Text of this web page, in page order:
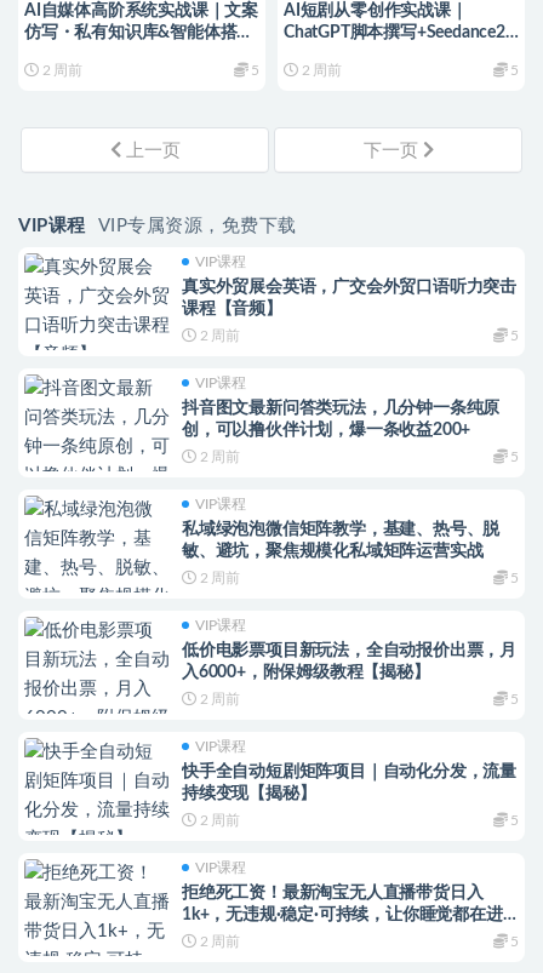
AI自媒体高阶系统实战课｜文案
仿写・私有知识库&智能体搭
工作流・数字人制作全链路
2 周前 5
AI短剧从零创作实战课｜
ChatGPT脚本撰写+Seedance2.0
教程2 周前 5
上一页 下一页
VIP课程 VIP专属资源，免费下载
VIP课程
真实外贸展会英语，广交会外贸口语听力突击
课程【音频】
2 周前 5
VIP课程
抖音图文最新问答类玩法，几分钟一条纯原
创，可以撸伙伴计划，爆一条收益200+
2 周前 5
VIP课程
私域绿泡泡微信矩阵教学，基建、热号、脱
敏、避坑，聚焦规模化私域矩阵运营实战
2 周前 5
VIP课程
低价电影票项目新玩法，全自动报价出票，月
入6000+，附保姆级教程【揭秘】
2 周前 5
VIP课程
快手全自动短剧矩阵项目｜自动化分发，流量
持续变现【揭秘】
2 周前 5
VIP课程
拒绝死工资！最新淘宝无人直播带货日入
1k+，无违规·稳定·可持续，让你睡觉都在进
账【揭秘】
2 周前 5